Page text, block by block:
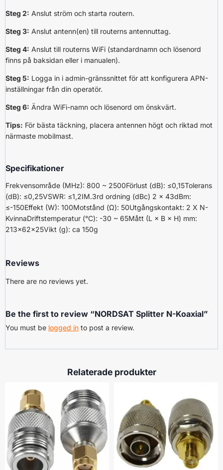
Steg 2: Anslut ström och starta routern.
Steg 3: Anslut antenn(en) till routerns antennuttag.
Steg 4: Anslut till routerns WiFi (standardnamn och lösenord
finns på baksidan eller i manualen).
Steg 5: Logga in i admin-gränssnittet för att konfigurera APN-
inställningar från din operatör.
Steg 6: Ändra WiFi-namn och lösenord om önskvärt.
Tips: För bästa täckning, placera antennen högt och riktad mot
närmaste mobilmast.
Specifikationer
Frekvensområde (MHz): 800 ~ 2500Förlust (dB): ≤0,15Tolerans
(dB): ≤0,25VSWR: ≤1,2IM.3rd ordning (dBc) 2 × 43dBm:
≤-150Effekt (W): 100Motstånd (Ω): 50Utgångskontakt: 2 X N-
KvinnaDriftstemperatur (°C): -30 ~ 65Mått (L × B × H) mm:
213x62x25Vikt (g): ca 150g
Reviews
There are no reviews yet.
Be the first to review “NORDSAT Splitter N-Koaxial”
You must be logged in to post a review.
Relaterade produkter